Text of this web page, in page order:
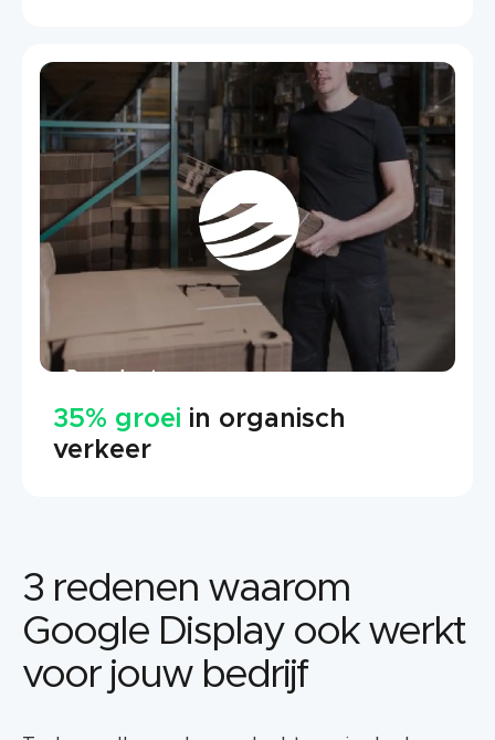
35% groei in organisch
verkeer
3 redenen waarom
Google Display ook werkt
voor jouw bedrijf